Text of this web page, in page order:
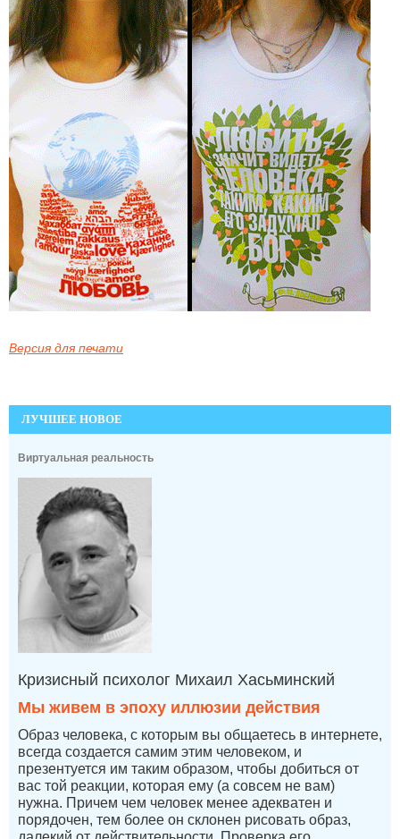
Версия для печати
ЛУЧШЕЕ НОВОЕ
Виртуальная реальность
Кризисный психолог Михаил Хасьминский
Мы живем в эпоху иллюзии действия
Образ человека, с которым вы общаетесь в интернете,
всегда создается самим этим человеком, и
презентуется им таким образом, чтобы добиться от
вас той реакции, которая ему (а совсем не вам)
нужна. Причем чем человек менее адекватен и
порядочен, тем более он склонен рисовать образ,